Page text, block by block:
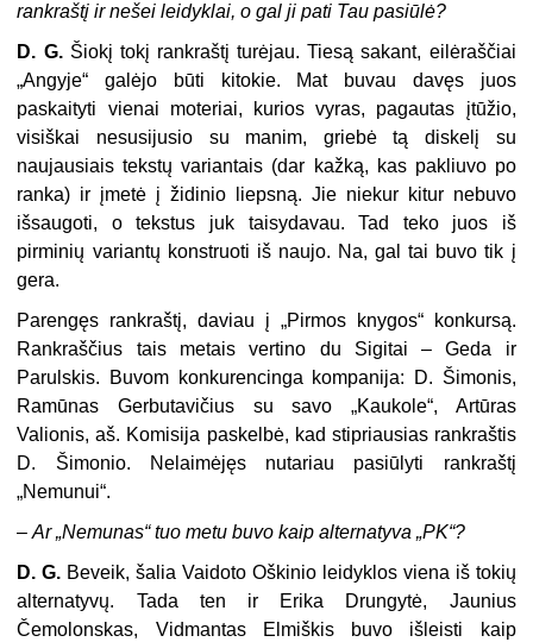
rankraštį ir nešei leidyklai, o gal ji pati Tau pasiūlė?
D. G. Šiokį tokį rankraštį turėjau. Tiesą sakant, eilėraščiai
„Angyje“ galėjo būti kitokie. Mat buvau davęs juos
paskaityti vienai moteriai, kurios vyras, pagautas įtūžio,
visiškai nesusijusio su manim, griebė tą diskelį su
naujausiais tekstų variantais (dar kažką, kas pakliuvo po
ranka) ir įmetė į židinio liepsną. Jie niekur kitur nebuvo
išsaugoti, o tekstus juk taisydavau. Tad teko juos iš
pirminių variantų konstruoti iš naujo. Na, gal tai buvo tik į
gera.
Parengęs rankraštį, daviau į „Pirmos knygos“ konkursą.
Rankraščius tais metais vertino du Sigitai – Geda ir
Parulskis. Buvom konkurencinga kompanija: D. Šimonis,
Ramūnas Gerbutavičius su savo „Kaukole“, Artūras
Valionis, aš. Komisija paskelbė, kad stipriausias rankraštis
D. Šimonio. Nelaimėjęs nutariau pasiūlyti rankraštį
„Nemunui“.
–Ar „Nemunas“ tuo metu buvo kaip alternatyva „PK“?
D. G. Beveik, šalia Vaidoto Oškinio leidyklos viena iš tokių
alternatyvų. Tada ten ir Erika Drungytė, Jaunius
Čemolonskas, Vidmantas Elmiškis buvo išleisti kaip